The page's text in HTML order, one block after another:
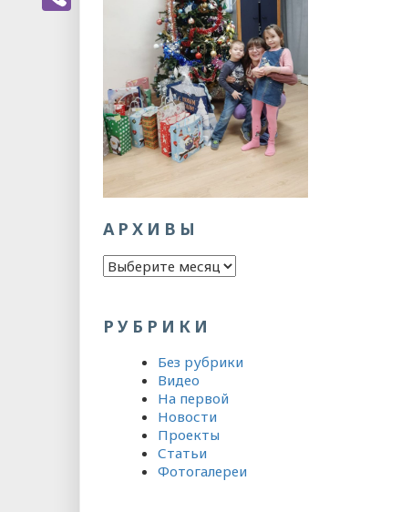
АРХИВЫ
Архивы
РУБРИКИ
Без рубрики
Видео
На первой
Новости
Проекты
Статьи
Фотогалереи